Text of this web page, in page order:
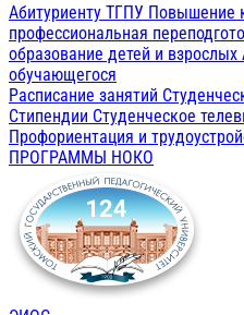
Абитуриенту ТГПУ Повышение
профессиональная
образование детей и взрослых
обучающегося
Расписание занятий
Стипендии Студенческое
Профориентация и
ПРОГРАММЫ НОКО